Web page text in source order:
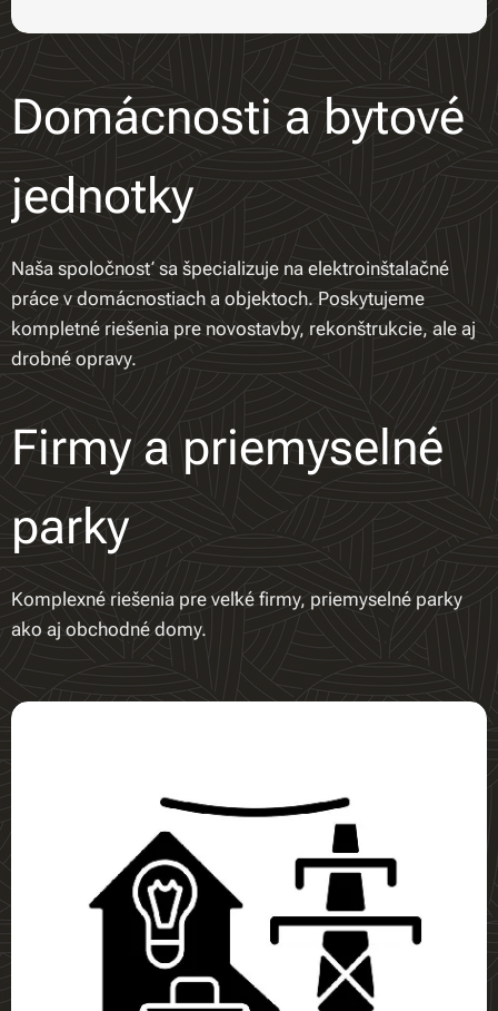
Domácnosti a bytové
jednotky
Naša spoločnosť sa špecializuje na elektroinštalačné
práce v domácnostiach a objektoch. Poskytujeme
kompletné riešenia pre novostavby, rekonštrukcie, ale aj
drobné opravy.
Firmy a priemyselné
parky
Komplexné riešenia pre veľké firmy, priemyselné parky
ako aj obchodné domy.